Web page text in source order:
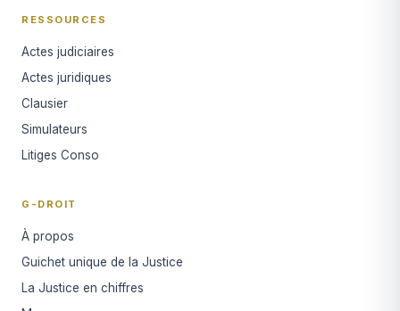
RESSOURCES
Actes judiciaires
Actes juridiques
Clausier
Simulateurs
Litiges Conso
G-DROIT
À propos
Guichet unique de la Justice
La Justice en chiffres